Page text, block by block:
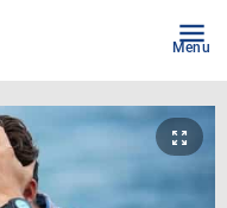
Menu